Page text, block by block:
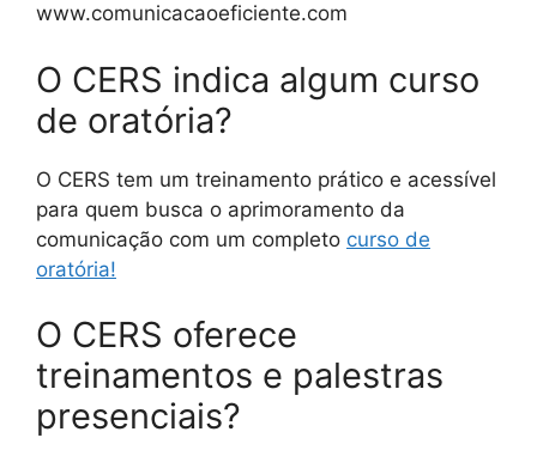
www.comunicacaoeficiente.com
O CERS indica algum curso
de oratória?
O CERS tem um treinamento prático e acessível
para quem busca o aprimoramento da
comunicação com um completo curso de
oratória!
O CERS oferece
treinamentos e palestras
presenciais?